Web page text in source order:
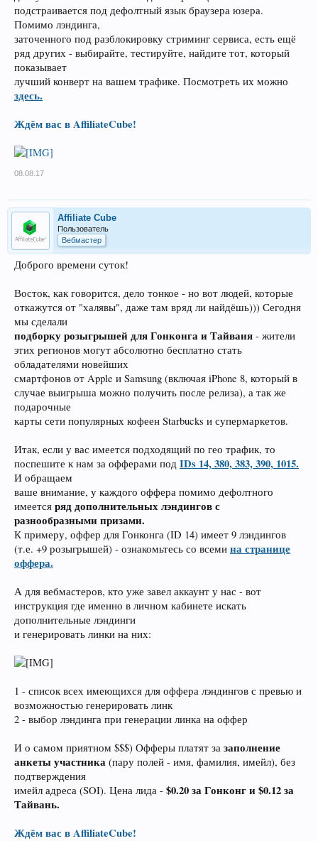
подстраивается под дефолтный язык браузера юзера.
Помимо лэндинга,
заточенного под разблокировку стриминг сервиса, есть ещё
ряд других - выбирайте, тестируйте, найдите тот, который
показывает
лучший конверт на вашем трафике. Посмотреть их можно
здесь.
Ждём вас в AffiliateCube!
08.08.17
Affiliate Cube
Пользователь
Вебмастер
Доброго времени суток!
Восток, как говорится, дело тонкое - но вот людей, которые
откажутся от "халявы", даже там вряд ли найдёшь))) Сегодня
мы сделали
подборку розыгрышей для Гонконга и Тайваня - жители
этих регионов могут абсолютно бесплатно стать
обладателями новейших
смартфонов от Apple и Samsung (включая iPhone 8, который в
случае выигрыша можно получить после релиза), а так же
подарочные
карты сети популярных кофеен Starbucks и супермаркетов.
Итак, если у вас имеется подходящий по гео трафик, то
поспешите к нам за офферами под IDs 14, 380, 383, 390, 1015.
И обращаем
ваше внимание, у каждого оффера помимо дефолтного
имеется ряд дополнительных лэндингов с
разнообразными призами.
К примеру, оффер для Гонконга (ID 14) имеет 9 лэндингов
(т.е. +9 розыгрышей) - ознакомьтесь со всеми на странице
оффера.
А для вебмастеров, кто уже завел аккаунт у нас - вот
инструкция где именно в личном кабинете искать
дополнительные лэндинги
и генерировать линки на них:
1 - список всех имеющихся для оффера лэндингов с превью и
возможностью генерировать линк
2 - выбор лэндинга при генерации линка на оффер
И о самом приятном $$$) Офферы платят за заполнение
анкеты участника (пару полей - имя, фамилия, имейл), без
подтверждения
имейл адреса (SOI). Цена лида - $0.20 за Гонконг и $0.12 за
Тайвань.
Ждём вас в AffiliateCube!